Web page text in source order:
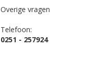
Overige vragen
Telefoon:
0251 - 257924